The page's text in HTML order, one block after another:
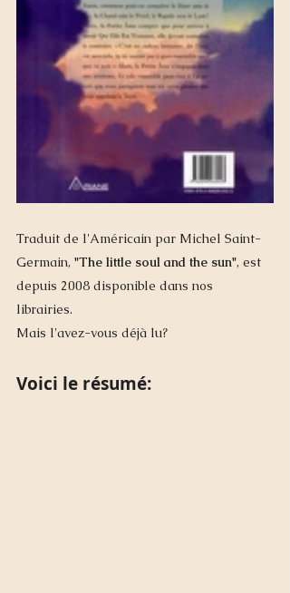
Traduit de l'Américain par Michel Saint-
Germain, "The little soul and the sun", est
depuis 2008 disponible dans nos
librairies.
Mais l'avez-vous déjà lu?
Voici le résumé: